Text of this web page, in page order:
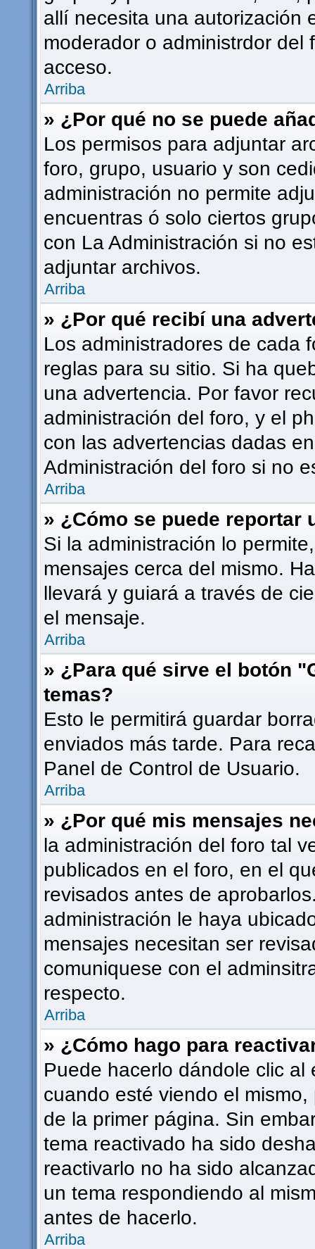
allí necesita una autorización
moderador o administrdor
acceso.
Arriba
» ¿Por qué no se puede
Los permisos para adjuntar
foro, grupo, usuario y son
administración no permite
encuentras ó solo ciertos
con La Administración si no
adjuntar archivos.
Arriba
» ¿Por qué recibí una
Los administradores de cada
reglas para su sitio. Si ha
una advertencia. Por favor
administración del foro, y el
con las advertencias dadas
Administración del foro si no
Arriba
» ¿Cómo se puede reportar
Si la administración lo
mensajes cerca del mismo.
llevará y guiará a través de
el mensaje.
Arriba
» ¿Para qué sirve el botón
temas?
Esto le permitirá guardar
enviados más tarde. Para
Panel de Control de Usuario.
Arriba
» ¿Por qué mis mensajes
la administración del foro tal
publicados en el foro, en el
revisados antes de
administración le haya
mensajes necesitan ser
comuniquese con el
respecto.
Arriba
» ¿Cómo hago para
Puede hacerlo dándole clic
cuando esté viendo el
de la primer página. Sin
tema reactivado ha sido
reactivarlo no ha sido
un tema respondiendo al
antes de hacerlo.
Arriba